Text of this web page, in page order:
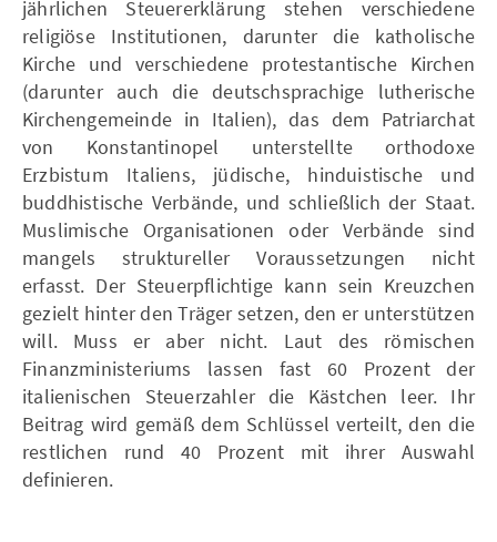
jährlichen Steuererklärung stehen verschiedene
religiöse Institutionen, darunter die katholische
Kirche und verschiedene protestantische Kirchen
(darunter auch die deutschsprachige lutherische
Kirchengemeinde in Italien), das dem Patriarchat
von Konstantinopel unterstellte orthodoxe
Erzbistum Italiens, jüdische, hinduistische und
buddhistische Verbände, und schließlich der Staat.
Muslimische Organisationen oder Verbände sind
mangels struktureller Voraussetzungen nicht
erfasst. Der Steuerpflichtige kann sein Kreuzchen
gezielt hinter den Träger setzen, den er unterstützen
will. Muss er aber nicht. Laut des römischen
Finanzministeriums lassen fast 60 Prozent der
italienischen Steuerzahler die Kästchen leer. Ihr
Beitrag wird gemäß dem Schlüssel verteilt, den die
restlichen rund 40 Prozent mit ihrer Auswahl
definieren.